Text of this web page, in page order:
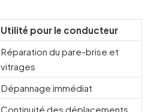
Utilité pour le conducteur
Réparation du pare-brise et
vitrages
Dépannage immédiat
Continuité des déplacements